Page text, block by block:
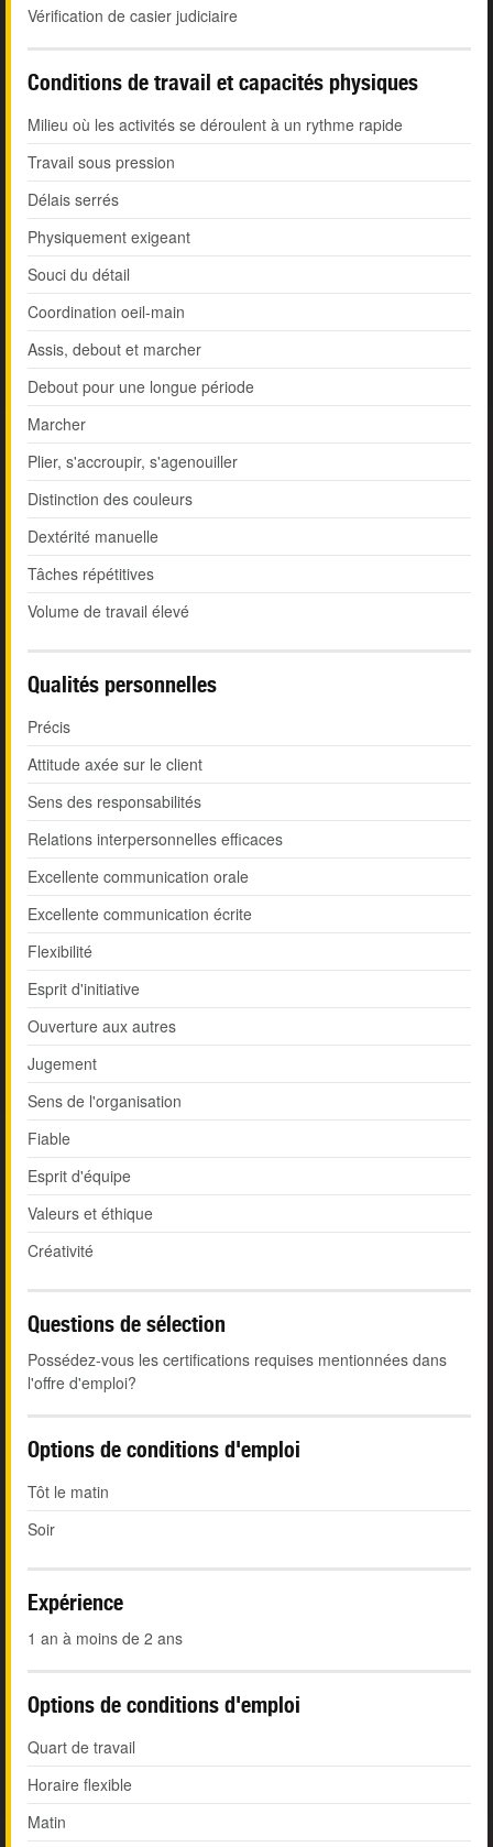
Vérification de casier judiciaire
Conditions de travail et capacités physiques
Milieu où les activités se déroulent à un rythme rapide
Travail sous pression
Délais serrés
Physiquement exigeant
Souci du détail
Coordination oeil-main
Assis, debout et marcher
Debout pour une longue période
Marcher
Plier, s'accroupir, s'agenouiller
Distinction des couleurs
Dextérité manuelle
Tâches répétitives
Volume de travail élevé
Qualités personnelles
Précis
Attitude axée sur le client
Sens des responsabilités
Relations interpersonnelles efficaces
Excellente communication orale
Excellente communication écrite
Flexibilité
Esprit d'initiative
Ouverture aux autres
Jugement
Sens de l'organisation
Fiable
Esprit d'équipe
Valeurs et éthique
Créativité
Questions de sélection
Possédez-vous les certifications requises mentionnées dans
l'offre d'emploi?
Options de conditions d'emploi
Tôt le matin
Soir
Expérience
1 an à moins de 2 ans
Options de conditions d'emploi
Quart de travail
Horaire flexible
Matin